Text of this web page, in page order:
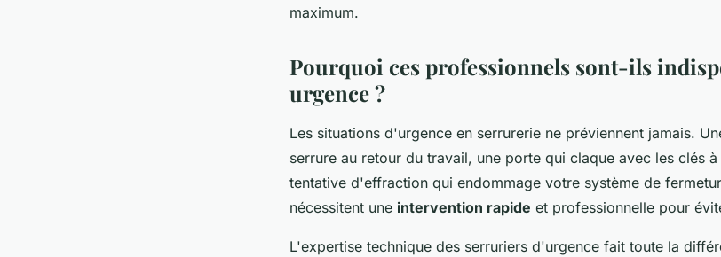
maximum.
Pourquoi ces professionnels sont-ils
urgence ?
Les situations d'urgence en serrurerie ne préviennent jamais.
serrure au retour du travail, une porte qui claque avec les clés
tentative d'effraction qui endommage votre système de
nécessitent une intervention rapide et professionnelle pour
L'expertise technique des serruriers d'urgence fait toute la